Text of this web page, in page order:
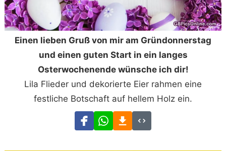
Einen lieben Gruß von mir am Gründonnerstag
und einen guten Start in ein langes
Osterwochenende wünsche ich dir!
Lila Flieder und dekorierte Eier rahmen eine
festliche Botschaft auf hellem Holz ein.